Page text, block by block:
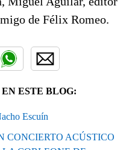
de Félix Romeo.
ESTE BLOG:
Escuín
CONCIERTO ACÚSTICO